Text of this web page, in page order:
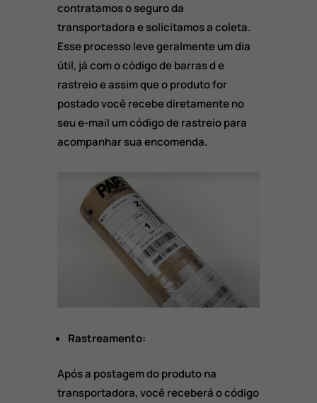
contratamos o seguro da
transportadora e solicitamos a coleta.
Esse processo leve geralmente um dia
útil, já com o código de barras d e
rastreio e assim que o produto for
postado você recebe diretamente no
seu e-mail um código de rastreio para
acompanhar sua encomenda.
Rastreamento:
Após a postagem do produto na
transportadora, você receberá o código